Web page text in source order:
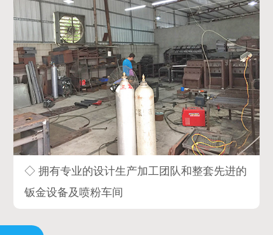
◇ 拥有专业的设计生产加工团队和整套先进的
钣金设备及喷粉车间